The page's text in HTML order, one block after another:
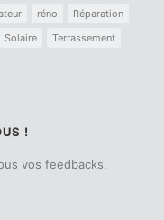
réno
Réparation
Solaire
Terrassement
!
vos feedbacks.